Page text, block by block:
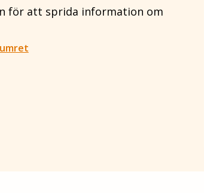
för att sprida information om